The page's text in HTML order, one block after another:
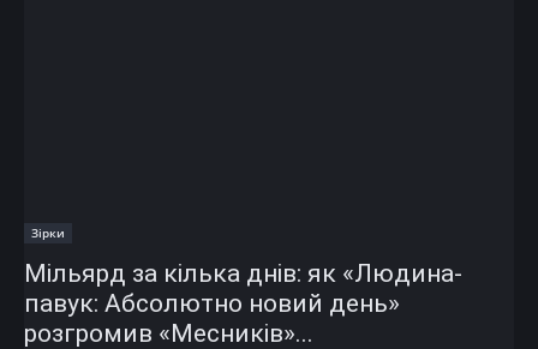
Зірки
Мільярд за кілька днів: як «Людина-
павук: Абсолютно новий день»
розгромив «Месників»...